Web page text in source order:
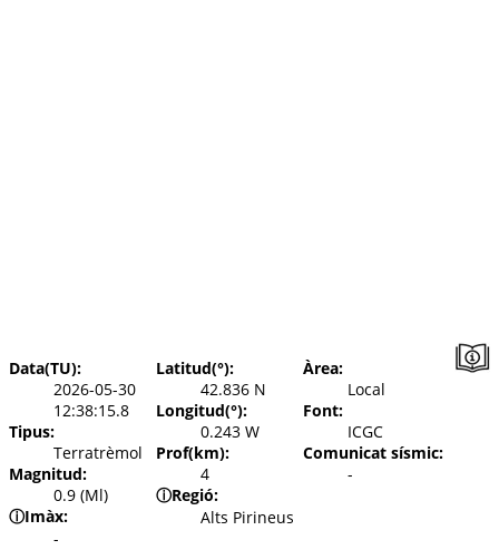
Data(TU):
2026-05-30
12:38:15.8
Tipus:
Terratrèmol
Magnitud:
0.9 (Ml)
ⓘImàx:
-
Latitud(°):
42.836 N
Longitud(°):
0.243 W
Prof(km):
4
ⓘRegió:
Alts Pirineus
Àrea:
Local
Font:
ICGC
Comunicat sísmic:
-